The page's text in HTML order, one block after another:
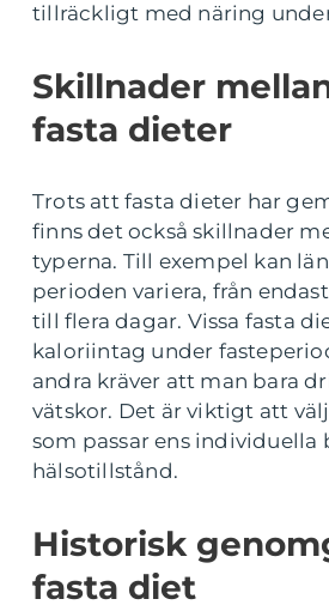
tillräckligt med näring
Skillnader
fasta dieter
Trots att fasta dieter har
finns det också skillnader
typerna. Till exempel kan
perioden variera, från
till flera dagar. Vissa fasta
kaloriintag under
andra kräver att man bara
vätskor. Det är viktigt att
som passar ens individuella
hälsotillstånd.
Historisk
fasta diet